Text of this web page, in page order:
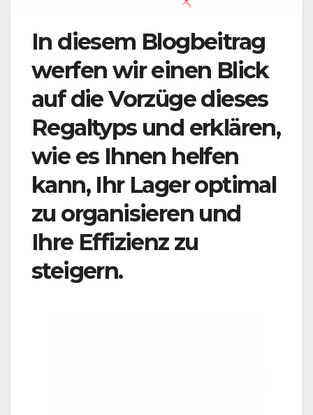
In diesem Blogbeitrag
werfen wir einen Blick
auf die Vorzüge dieses
Regaltyps und erklären,
wie es Ihnen helfen
kann, Ihr Lager optimal
zu organisieren und
Ihre Effizienz zu
steigern.